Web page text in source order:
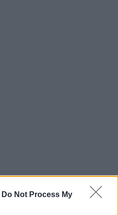
Do Not Process My